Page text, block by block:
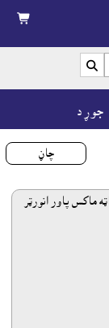


جوړ د
چاڼ